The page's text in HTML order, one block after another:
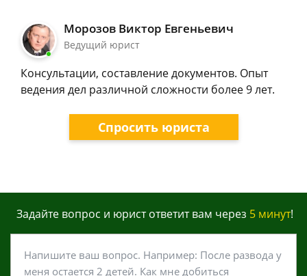
Морозов Виктор Евгеньевич
Ведущий юрист
Консультации, составление документов. Опыт
ведения дел различной сложности более 9 лет.
Спросить юриста
Задайте вопрос и юрист ответит вам через 5 минут!